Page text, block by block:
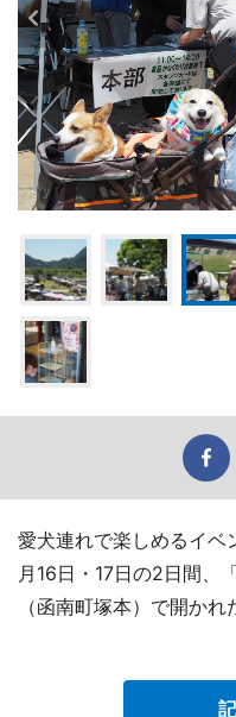
愛犬連れで楽しめるイベ
月16日・17日の2日間、
（函南町塚本）で開かれ